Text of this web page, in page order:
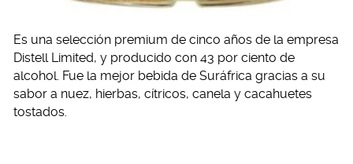
Es una selección premium de cinco años de la empresa
Distell Limited, y producido con 43 por ciento de
alcohol. Fue la mejor bebida de Suráfrica gracias a su
sabor a nuez, hierbas, cítricos, canela y cacahuetes
tostados.